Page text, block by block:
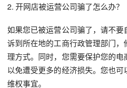
2. 开网店被运营公司骗了怎么办？
如果您已被运营公司骗了，请不
诉到所在地的工商行政管理部门
理方式。同时，您需要保护您的电
以免遭受更多的经济损失。您也
维权事宜。